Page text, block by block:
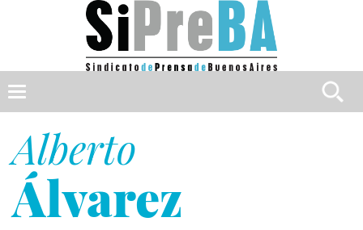
Toggle
navigation
Search
NOMBRE
APELLIDO
Alberto
Álvarez